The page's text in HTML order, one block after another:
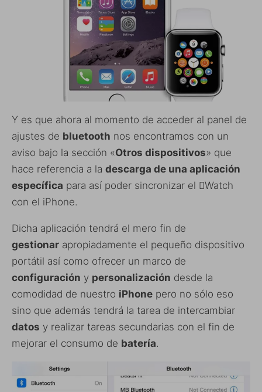
Y es que ahora al momento de acceder al panel de
ajustes de bluetooth nos encontramos con un
aviso bajo la sección «Otros dispositivos» que
hace referencia a la descarga de una aplicación
específica para así poder sincronizar el Watch
con el iPhone.
Dicha aplicación tendrá el mero fin de
gestionar apropiadamente el pequeño dispositivo
portátil así como ofrecer un marco de
configuración y personalización desde la
comodidad de nuestro iPhone pero no sólo eso
sino que además tendrá la tarea de intercambiar
datos y realizar tareas secundarias con el fin de
mejorar el consumo de batería.